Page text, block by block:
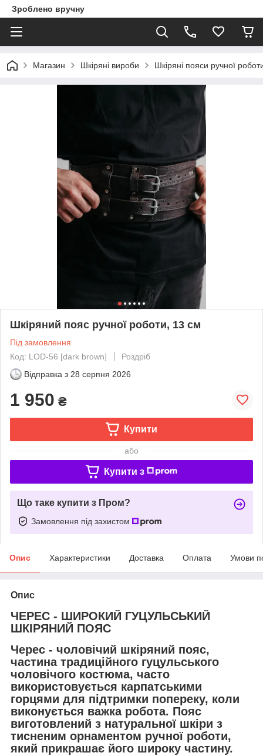
Зроблено вручну
Магазин Шкіряні вироби Шкіряні пояси ручної
Шкіряний пояс ручної роботи, 13 см
Під замовлення
Код: LOD-56 [dark brown]
Роздріб
Відправка з 28 серпня 2026
1 950 ₴
Купити
або
Купити з
Що таке купити з Пром?
Замовлення під захистом
Опис Характеристики Доставка Оплата Умови
Опис
ЧЕРЕС - ШИРОКИЙ ГУЦУЛЬСЬКИЙ
ШКІРЯНИЙ ПОЯС
Черес - чоловічий шкіряний пояс,
частина традиційного гуцульського
чоловічого костюма, часто
використовується карпатськими
горцями для підтримки попереку, коли
виконується важка робота. Пояс
виготовлений з натуральної шкіри з
тисненим орнаментом ручної роботи,
який прикрашає його широку частину.